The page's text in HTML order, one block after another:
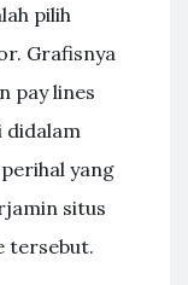
pilih
Grafisnya
pay lines
didalam
yang
situs
tersebut.